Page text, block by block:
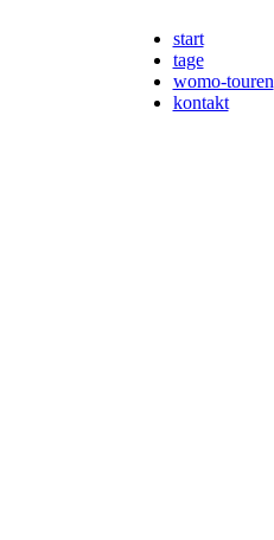
start
tage
womo-touren
kontakt